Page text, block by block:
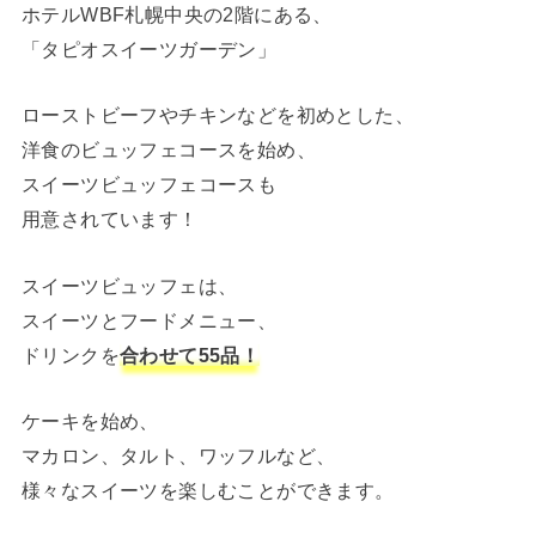
ホテルWBF札幌中央の2階にある、
「タピオスイーツガーデン」
ローストビーフやチキンなどを初めとした、
洋食のビュッフェコースを始め、
スイーツビュッフェコースも
用意されています！
スイーツビュッフェは、
スイーツとフードメニュー、
ドリンクを合わせて55品！
ケーキを始め、
マカロン、タルト、ワッフルなど、
様々なスイーツを楽しむことができます。